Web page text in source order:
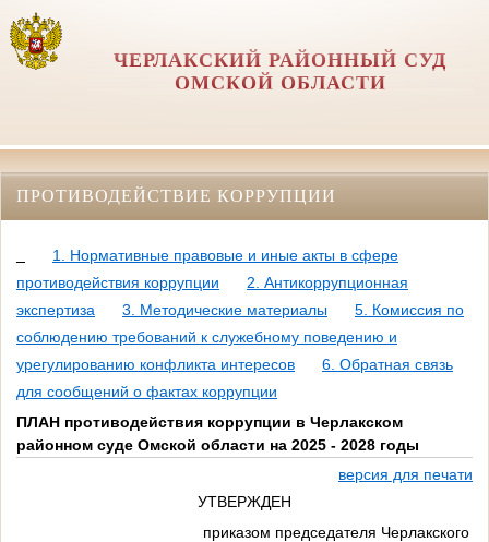
ЧЕРЛАКСКИЙ РАЙОННЫЙ СУД
ОМСКОЙ ОБЛАСТИ
ПРОТИВОДЕЙСТВИЕ КОРРУПЦИИ
1. Нормативные правовые и иные акты в сфере
противодействия коррупции
2. Антикоррупционная
экспертиза
3. Методические материалы
5. Комиссия по
соблюдению требований к служебному поведению и
урегулированию конфликта интересов
6. Обратная связь
для сообщений о фактах коррупции
ПЛАН противодействия коррупции в Черлакском
районном суде Омской области на 2025 - 2028 годы
версия для печати
УТВЕРЖДЕН
приказом председателя Черлакского